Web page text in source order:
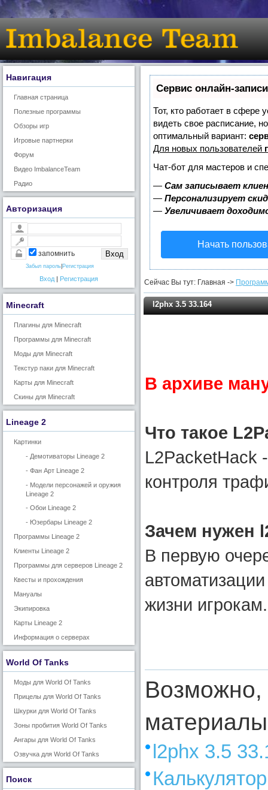
Навигация
Главная страница
Полезные программы
Обзоры игр
Игровые партнерки
Форум
Видео ImbalanceTeam
Радио
Авторизация
запомнить
Забыл пароль Регистрация
Вход | Регистрация
Minecraft
Плагины для Minecraft
Программы для Minecraft
Моды для Minecraft
Текстур паки для Minecraft
Карты для Minecraft
Скины для Minecraft
Lineage 2
Картинки
- Демотиваторы Lineage 2
- Фан Арт Lineage 2
- Модели персонажей и оружия
Lineage 2
- Обои Lineage 2
- Юзербары Lineage 2
Программы Lineage 2
Клиенты Lineage 2
Программы для серверов Lineage 2
Квесты и прохождения
Мануалы
Экипировка
Карты Lineage 2
Информация о серверах
World Of Tanks
Моды для World Of Tanks
Прицелы для World Of Tanks
Шкурки для World Of Tanks
Зоны пробития World Of Tanks
Ангары для World Of Tanks
Озвучка для World Of Tanks
Поиск
Сервис онлайн-
Тот, кто работает в сфере
видеть свое расписание,
оптимальный вариант:
Для новых пользователей
Чат-бот для мастеров и
— Сам записывает
— Персонализирует
— Увеличивает
Начать
Сейчас Вы тут: Главная ->
l2phx 3.5 33.164
В архиве
Что такое
L2PacketHack
контроля
Зачем нужен
В первую
жизни игрокам.
Возможно,
материалы
l2phx 3.5